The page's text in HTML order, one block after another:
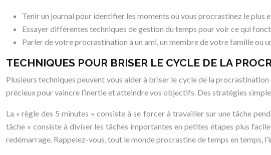
Tenir un journal pour identifier les moments où vous procrastinez le plus
Essayer différentes techniques de gestion du temps pour voir ce qui
Parler de votre procrastination à un ami, un membre de votre famille ou
TECHNIQUES POUR BRISER LE CYCLE DE LA
Plusieurs techniques peuvent vous aider à briser le cycle de la procrastination
précieux pour vaincre l’inertie et atteindre vos objectifs. Des stratégies
La « règle des 5 minutes » consiste à se forcer à travailler sur une tâche
tâche » consiste à diviser les tâches importantes en petites étapes plus
redémarrage. Rappelez-vous, tout le monde procrastine de temps en temps,